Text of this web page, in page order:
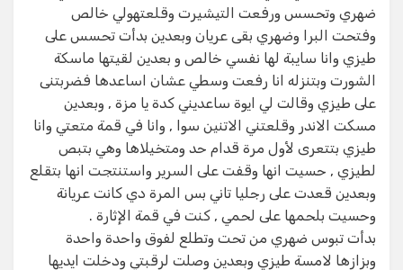
ضهري وتحسس ورفعت التيشيرت وقلعتهولي خالص
وفتحت البرا وضهري بقى عريان وبعدين بدأت تحسس على
طيزي وانا سايبة لها نفسي خالص و بعدين لقيتها ماسكة
الشورت وبتنزله انا رفعت وسطي عشان اساعدها فضربتنى
على طيزي وقالت لي ايوة ساعديني كدة يا مزة , وبعدين
مسكت الاندر وقلعتني الاتنين سوا , وانا في قمة متعتي وانا
طيزي بتتعرى لأول مرة قدام حد ومتخيلاها وهي بتبص
لطيزي , حسيت انها وقفت على السرير واستنتجت انها بتقلع
وبعدين قعدت على رجليا تاني بس المرة دي كانت عريانة
وحسيت بلحمها على لحمي , كنت في قمة الإثارة .
بدأت تبوس ضهري من تحت وتطلع لفوق واحدة واحدة
وبزازها لامسة طيزي وبعدين وصلت لرقبتي ودخلت ايديها